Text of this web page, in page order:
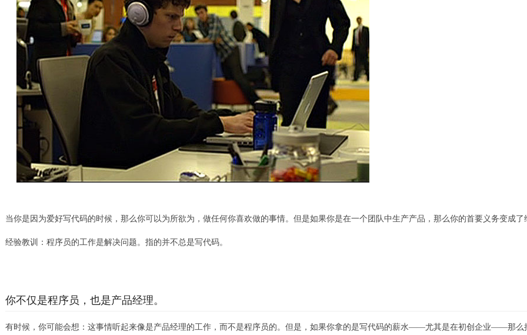
当你是因为爱好写代码的时候，那么你可以为所欲为，做任何你喜欢做的事情。但是如果你是在一个团队中生产产品，那么你的首要义务变成
经验教训：程序员的工作是解决问题。指的并不总是写代码。
你不仅是程序员，也是产品经理。
有时候，你可能会想：这事情听起来像是产品经理的工作，而不是程序员的。但是，如果你拿的是写代码的薪水——尤其是在初创企业——那么